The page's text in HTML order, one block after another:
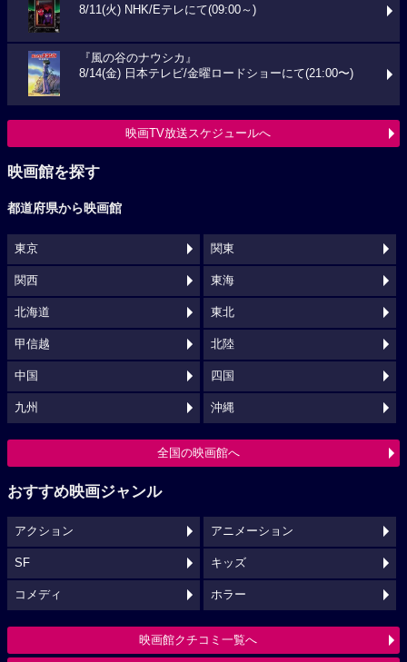
8/11(火) NHK/Eテレにて(09:00～)
『風の谷のナウシカ』
8/14(金) 日本テレビ/金曜ロードショーにて(21:00〜)
映画TV放送スケジュールへ
映画館を探す
都道府県から映画館
東京 関東
関西 東海
北海道 東北
甲信越 北陸
中国 四国
九州 沖縄
全国の映画館へ
おすすめ映画ジャンル
アクション アニメーション
SF キッズ
コメディ ホラー
映画館クチコミ一覧へ